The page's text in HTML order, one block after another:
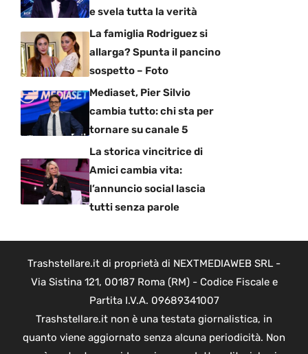
e svela tutta la verità
La famiglia Rodriguez si
allarga? Spunta il pancino
sospetto – Foto
Mediaset, Pier Silvio
cambia tutto: chi sta per
tornare su canale 5
La storica vincitrice di
Amici cambia vita:
l’annuncio social lascia
tutti senza parole
Trashstellare.it di proprietà di NEXTMEDIAWEB SRL -
Via Sistina 121, 00187 Roma (RM) - Codice Fiscale e
Partita I.V.A. 09689341007
Trashstellare.it non è una testata giornalistica, in
quanto viene aggiornato senza alcuna periodicità. Non